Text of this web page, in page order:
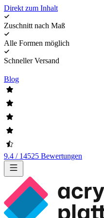
Direkt zum Inhalt
Zuschnitt nach Maß
Alle Formen möglich
Schneller Versand
Blog
9.4 / 14525 Bewertungen